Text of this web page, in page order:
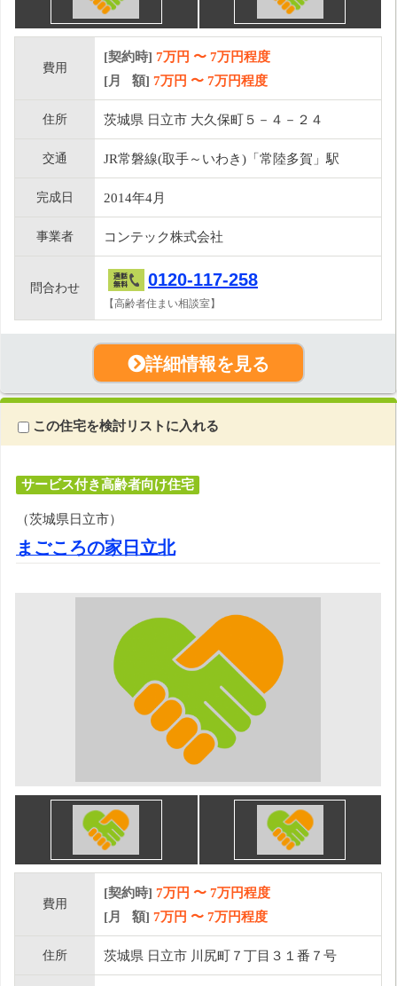
費用
[契約時] 7万円 〜 7万円程度
[月 額] 7万円 〜 7万円程度
住所 茨城県 日立市 大久保町５－４－２４
交通 JR常磐線(取手～いわき)「常陸多賀」駅
完成日 2014年4月
事業者 コンテック株式会社
問合わせ 0120-117-258
【高齢者住まい相談室】
詳細情報を見る
この住宅を検討リストに入れる
サービス付き高齢者向け住宅
（茨城県日立市）
まごころの家日立北
費用
[契約時] 7万円 〜 7万円程度
[月 額] 7万円 〜 7万円程度
住所 茨城県 日立市 川尻町７丁目３１番７号